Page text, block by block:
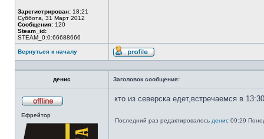
Зарегистрирован: 18:21
Суббота, 31 Март 2012
Сообщения: 120
Steam_id:
STEAM_0:0:66688666
Вернуться к началу
Профиль
денис Заголовок сообщения:
сети
Ефрейтор
кто из северска едет,встречаемся в
Последний раз редактировалось денис 09:29